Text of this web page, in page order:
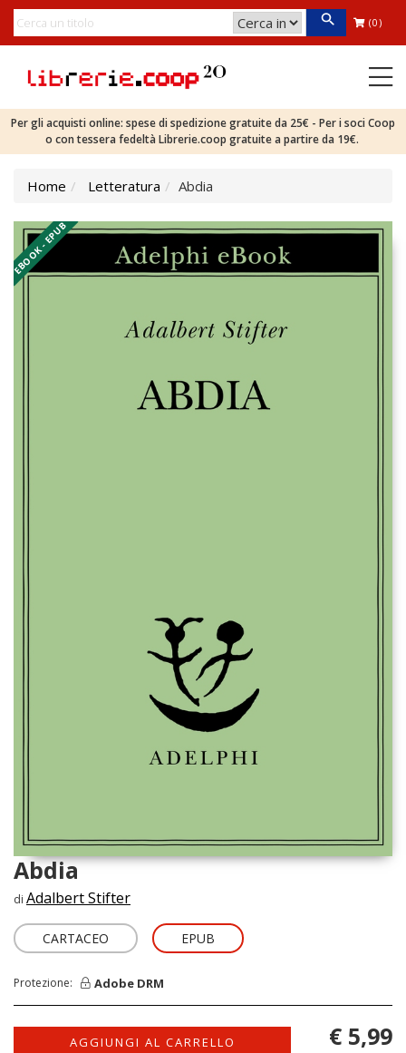
(0)
Per gli acquisti online: spese di spedizione gratuite da 25€ - Per i soci Coop
o con tessera fedeltà Librerie.coop gratuite a partire da 19€.
Home Letteratura Abdia
EBOOK - EPUB
Abdia
di Adalbert Stifter
CARTACEO EPUB
Protezione: Adobe DRM
AGGIUNGI AL CARRELLO € 5,99